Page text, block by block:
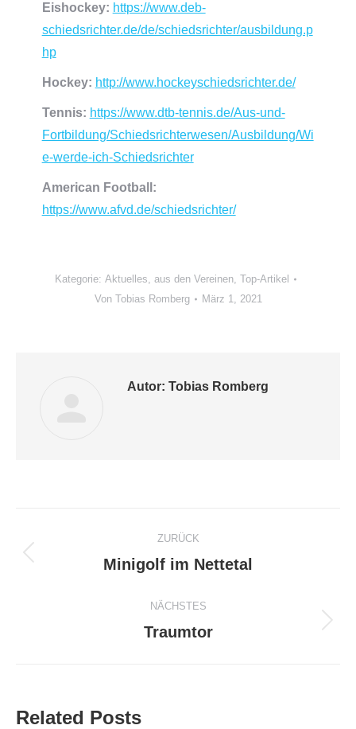
Eishockey: https://www.deb-
schiedsrichter.de/de/schiedsrichter/ausbildung.p
hp
Hockey: http://www.hockeyschiedsrichter.de/
Tennis: https://www.dtb-tennis.de/Aus-und-
Fortbildung/Schiedsrichterwesen/Ausbildung/Wi
e-werde-ich-Schiedsrichter
American Football:
https://www.afvd.de/schiedsrichter/
Kategorie: Aktuelles, aus den Vereinen, Top-Artikel
Von Tobias Romberg März 1, 2021
Autor: Tobias Romberg
Kommentarnavigation
ZURÜCK
Vorheriger
Minigolf im Nettetal
NÄCHSTES
Nächster
Traumtor
Related Posts